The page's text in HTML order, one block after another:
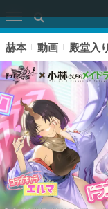
赫本 動画 殿堂入